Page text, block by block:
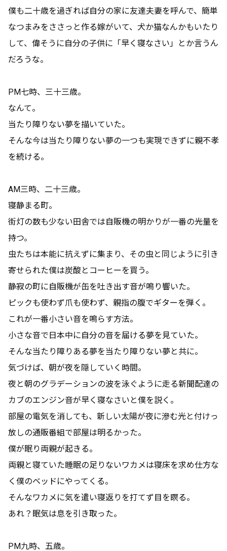
僕も二十歳を過ぎれば自分の家に友達夫妻を呼んで、簡単
なつまみをささっと作る嫁がいて、犬か猫なんかもいたり
して、偉そうに自分の子供に「早く寝なさい」とか言うん
だろうな。
PM七時、三十三歳。
なんて。
当たり障りない夢を描いていた。
そんな今は当たり障りない夢の一つも実現できずに親不孝
を続ける。
AM三時、二十三歳。
寝静まる町。
街灯の数も少ない田舎では自販機の明かりが一番の光量を
持つ。
虫たちは本能に抗えずに集まり、その虫と同じように引き
寄せられた僕は炭酸とコーヒーを買う。
静寂の町に自販機が缶を吐き出す音が鳴り響いた。
ピックも使わず爪も使わず、親指の腹でギターを弾く。
これが一番小さい音を鳴らす方法。
小さな音で日本中に自分の音を届ける夢を見ていた。
そんな当たり障りある夢を当たり障りない夢と共に。
気づけば、朝が夜を隠していく時間。
夜と朝のグラデーションの波を泳ぐように走る新聞配達の
カブのエンジン音が早く寝なさいと僕を説く。
部屋の電気を消しても、新しい太陽が夜に滲む光と付けっ
放しの通販番組で部屋は明るかった。
僕が眠り両親が起きる。
両親と寝ていた睡眠の足りないワカメは寝床を求め仕方な
く僕のベッドにやってくる。
そんなワカメに気を遣い寝返りを打てず目を瞑る。
あれ？眠気は息を引き取った。
PM九時、五歳。